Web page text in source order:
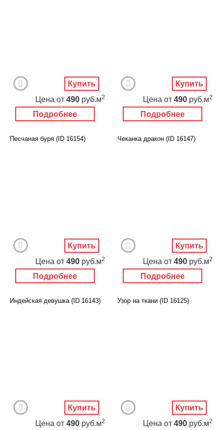
Подробнее
Цена от 490 руб.м2
Купить
Подробнее
Цена от 490 руб.м2
Купить
Песчаная буря (ID 16154)
Подробнее
Цена от 490 руб.м2
Купить
Чеканка дракон (ID 16147)
Подробнее
Цена от 490 руб.м2
Купить
Индейская девушка (ID 16143)
Цена от 490 руб.м2
Купить
Узор на ткани (ID 16125)
Цена от 490 руб.м2
Купить